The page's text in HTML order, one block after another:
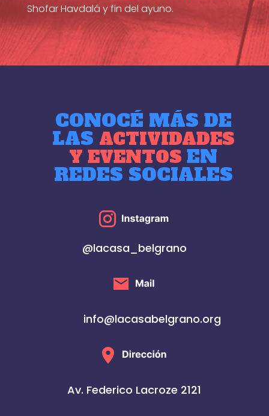
Shofar Havdalá y fin del ayuno.
CONOCÉ MÁS DE
LAS ACTIVIDADES
Y EVENTOSEN
REDES SOCIALES
@lacasa_belgrano
info@lacasabelgrano.org
Av. Federico Lacroze 2121